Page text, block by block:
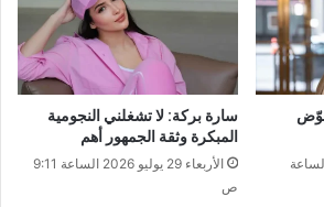
30 يوليو 2026 الساعة
سارة بركة: لا تشغلني النجومية
المبكرة وثقة الجمهور أهم
الأربعاء 29 يوليو 2026 الساعة 9:11
ص